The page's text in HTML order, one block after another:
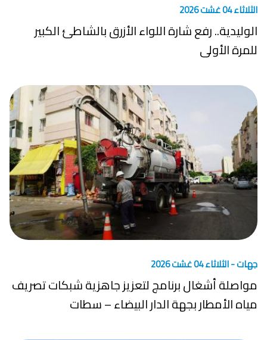
الثلاثاء 04 غشت 2026
الوليدية.. رفع شارة اللواء الأزرق بالشاطئ الكبير
للمرة الأولى
جهات -الثلاثاء 04 غشت 2026
مواصلة أشغال برنامج لتعزيز جاهزية شبكات تصريف
مياه الأمطار بجهة الدار البيضاء – سطات